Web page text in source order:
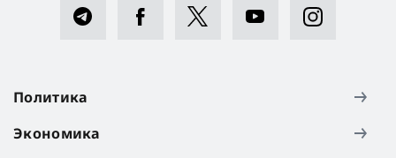
Политика
Экономика